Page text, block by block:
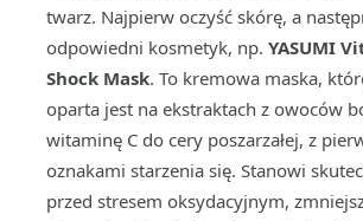
twarz. Najpierw oczyść skórę, a
odpowiedni kosmetyk, np. YASUMI
Shock Mask. To kremowa maska,
oparta jest na ekstraktach z owoców
witaminę C do cery poszarzałej, z
oznakami starzenia się. Stanowi
przed stresem oksydacyjnym,